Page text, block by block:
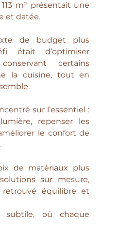
m² présentait une
et datée.
de budget plus
était d’optimiser
certains
la cuisine, tout en
sur l’essentiel :
repenser les
le confort de
de matériaux plus
sur mesure,
retrouvé équilibre et
subtile, où chaque